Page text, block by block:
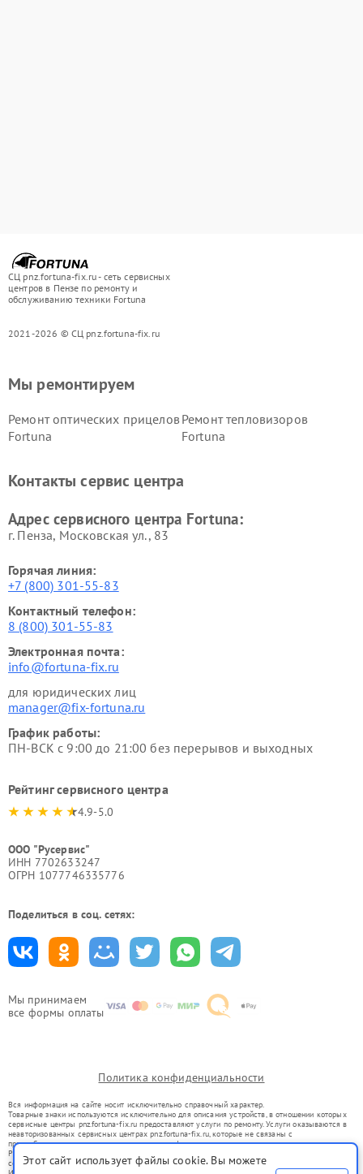
СЦ pnz.fortuna-fix.ru - сеть сервисных
центров в Пензе по ремонту и
обслуживанию техники Fortuna
2021-2026 © СЦ pnz.fortuna-fix.ru
Мы принимаем
все формы оплаты
Мы ремонтируем
Ремонт оптических прицелов
Fortuna
Ремонт тепловизоров
Fortuna
Контакты сервис центра
Адрес сервисного центра Fortuna:
г. Пенза, Московская ул., 83
Горячая линия:
+7 (800) 301-55-83
Контактный телефон:
8 (800) 301-55-83
Электронная почта:
info@fortuna-fix.ru
для юридических лиц
manager@fix-fortuna.ru
График работы:
ПН-ВСК с 9:00 до 21:00 без перерывов и выходных
Рейтинг сервисного центра
4.9-5.0
ООО "Русервис"
ИНН 7702633247
ОГРН 1077746335776
Поделиться в соц. сетях:
Политика конфиденциальности
Вся информация на сайте носит исключительно справочный характер.
Товарные знаки используются исключительно для описания устройств, в отношении которых
сервисные центры pnz.fortuna-fix.ru предоставляют услуги по ремонту. Услуги оказываются в
неавторизованных сервисных центрах pnz.fortuna-fix.ru, которые не связаны с
правообладателями товарных знаков или их официальными представителями.
Ремонт осуществляется для устройств, уже введенных в гражданский оборот в соответствии
со статьей 1487 ГК РФ.
Этот сайт использует файлы cookie. Вы можете